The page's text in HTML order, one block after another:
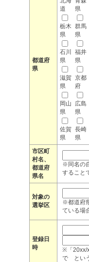
都道府
県
道
県
栃木
県
群馬
県
石川
県
福井
県
滋賀
県
京都
府
岡山
県
広島
県
佐賀
県
長崎
県
市区町
村名、
都道府
県名
※同名の
すること
対象の
選挙区
※都道府
ている場
登録日
時
※「20xx/
で という